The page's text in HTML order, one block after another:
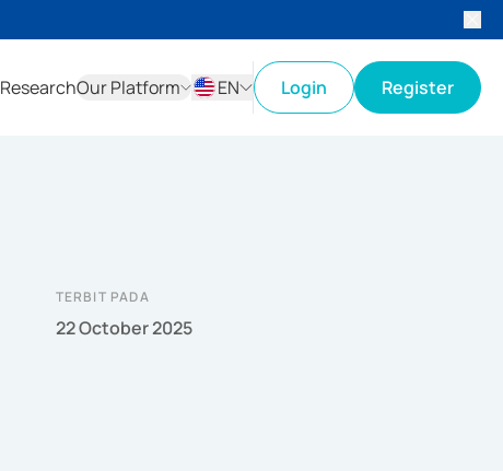
ResearchOur Platform
EN
Login Register
TERBIT PADA
22 October 2025